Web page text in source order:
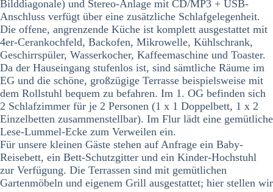
Bilddiagonale) und Stereo-Anlage mit CD/MP3 + USB-
Anschluss verfügt über eine zusätzliche Schlafgelegenheit.
Die offene, angrenzende Küche ist komplett ausgestattet mit
4er-Cerankochfeld, Backofen, Mikrowelle, Kühlschrank,
Geschirrspüler, Wasserkocher, Kaffeemaschine und Toaster.
Da der Hauseingang stufenlos ist, sind sämtliche Räume im
EG und die schöne, großzügige Terrasse beispielsweise mit
dem Rollstuhl bequem zu befahren. Im 1. OG befinden sich
2 Schlafzimmer für je 2 Personen (1 x 1 Doppelbett, 1 x 2
Einzelbetten zusammenstellbar). Im Flur lädt eine gemütliche
Lese-Lummel-Ecke zum Verweilen ein.
Für unsere kleinen Gäste stehen auf Anfrage ein Baby-
Reisebett, ein Bett-Schutzgitter und ein Kinder-Hochstuhl
zur Verfügung. Die Terrassen sind mit gemütlichen
Gartenmöbeln und eigenem Grill ausgestattet; hier stellen wir